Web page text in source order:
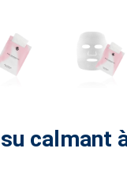
calmant